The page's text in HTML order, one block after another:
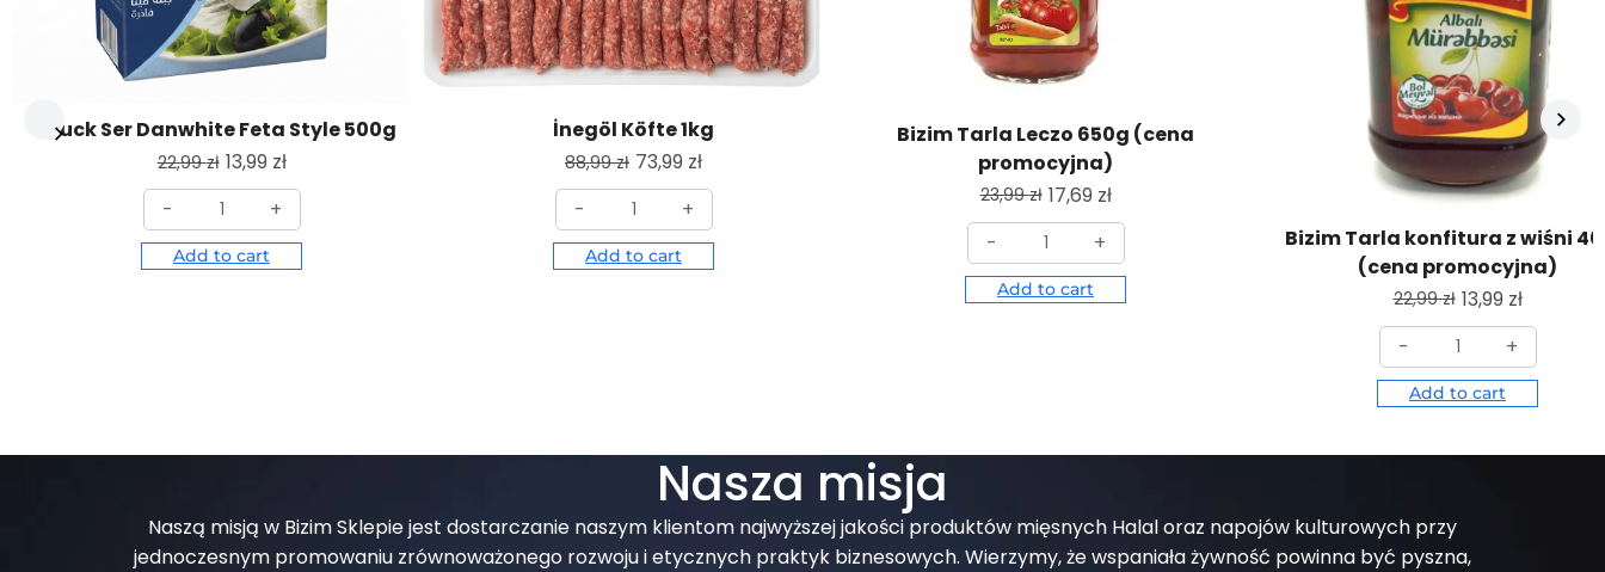
Puck Ser Danwhite Feta Style 500g
22,99zł 13,99 zł
-
+
Add to cart
İnegöl Köfte 1kg
88,99zł 73,99 zł
-
+
Add to cart
Bizim Tarla Leczo 650g (cena
promocyjna)
23,99zł 17,69 zł
-
+
Add to cart
Bizim Tarla konfitura z wiśni
(cena promocyjna)
22,99zł 13,99 zł
-
+
Add to cart
Nasza misja
Naszą misją w Bizim Sklepie jest dostarczanie naszym klientom najwyższej jakości produktów mięsnych Halal oraz napojów kulturowych przy
jednoczesnym promowaniu zrównoważonego rozwoju i etycznych praktyk biznesowych. Wierzymy, że wspaniała żywność powinna być pyszna,